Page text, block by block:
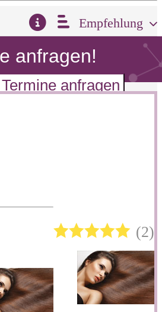
Empfehlung
anfragen!
anfragen
2